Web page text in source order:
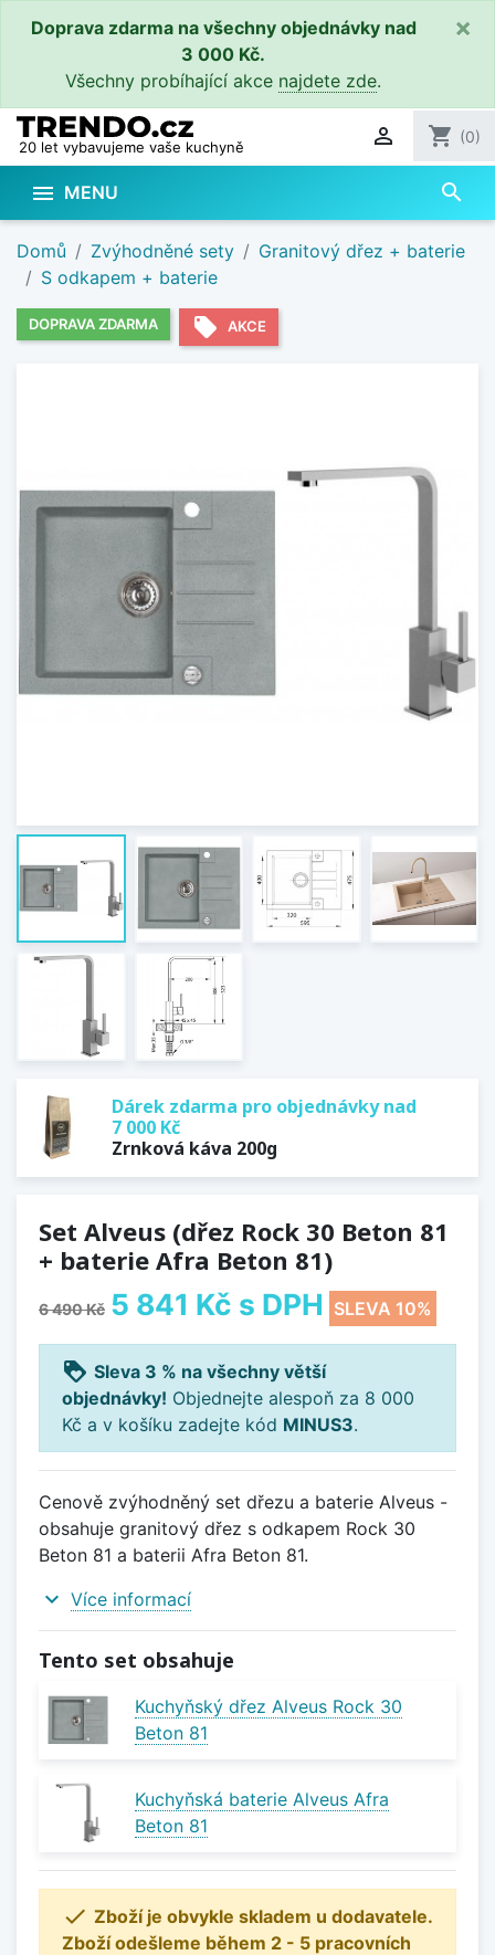
Doprava zdarma na všechny objednávky nad
3 000 Kč.
Všechny probíhající akce najdete zde.
×
20 let vybavujeme vaše kuchyně  shopping_cart (0)
 MENU search
Domů Zvýhodněné sety
Granitový dřez + baterie
S odkapem + baterie
DOPRAVA ZDARMA local_offer AKCE
Dárek zdarma pro objednávky nad
7 000 Kč
Zrnková káva 200g
Set Alveus (dřez Rock 30 Beton 81
+ baterie Afra Beton 81)
6 490 Kč 5 841 Kč s DPH SLEVA 10%
loyalty Sleva 3 % na všechny větší
objednávky! Objednejte alespoň za 8 000
Kč a v košíku zadejte kód MINUS3.
Cenově zvýhodněný set dřezu a baterie Alveus -
obsahuje granitový dřez s odkapem Rock 30
Beton 81 a baterii Afra Beton 81.
expand_more Více informací
Tento set obsahuje
Kuchyňský dřez Alveus Rock 30
Beton 81
Kuchyňská baterie Alveus Afra
Beton 81
 Zboží je obvykle skladem u dodavatele.
Zboží odešleme během 2 - 5 pracovních